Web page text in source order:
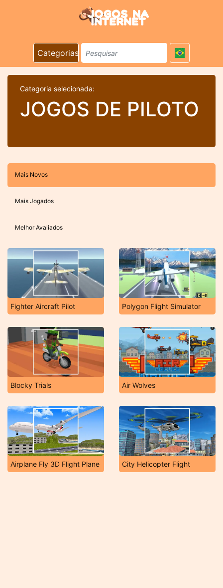
Categorias
Categoria selecionada:
JOGOS DE PILOTO
Mais Novos
Mais Jogados
Melhor Avaliados
Fighter Aircraft Pilot Polygon Flight Simulator
Blocky Trials Air Wolves
Airplane Fly 3D Flight Plane City Helicopter Flight